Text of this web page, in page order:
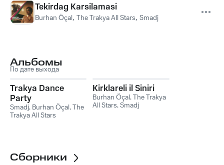
Tekirdag Karsilamasi
Burhan Öçal, The Trakya All Stars, Smadj
Альбомы
По дате выхода
Trakya Dance
Party
Smadj, Burhan Öçal,The
Trakya All Stars
Kirklareli il Siniri
Burhan Öçal,The Trakya
All Stars,Smadj
Сборники